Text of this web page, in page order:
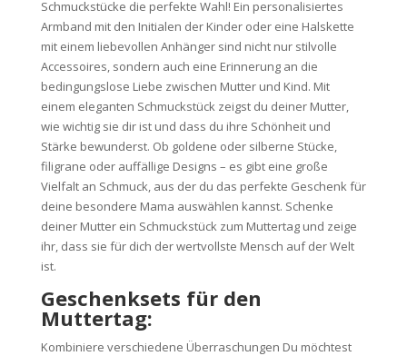
Schmuckstücke die perfekte Wahl! Ein personalisiertes
Armband mit den Initialen der Kinder oder eine Halskette
mit einem liebevollen Anhänger sind nicht nur stilvolle
Accessoires, sondern auch eine Erinnerung an die
bedingungslose Liebe zwischen Mutter und Kind. Mit
einem eleganten Schmuckstück zeigst du deiner Mutter,
wie wichtig sie dir ist und dass du ihre Schönheit und
Stärke bewunderst. Ob goldene oder silberne Stücke,
filigrane oder auffällige Designs – es gibt eine große
Vielfalt an Schmuck, aus der du das perfekte Geschenk für
deine besondere Mama auswählen kannst. Schenke
deiner Mutter ein Schmuckstück zum Muttertag und zeige
ihr, dass sie für dich der wertvollste Mensch auf der Welt
ist.
Geschenksets für den
Muttertag:
Kombiniere verschiedene Überraschungen Du möchtest